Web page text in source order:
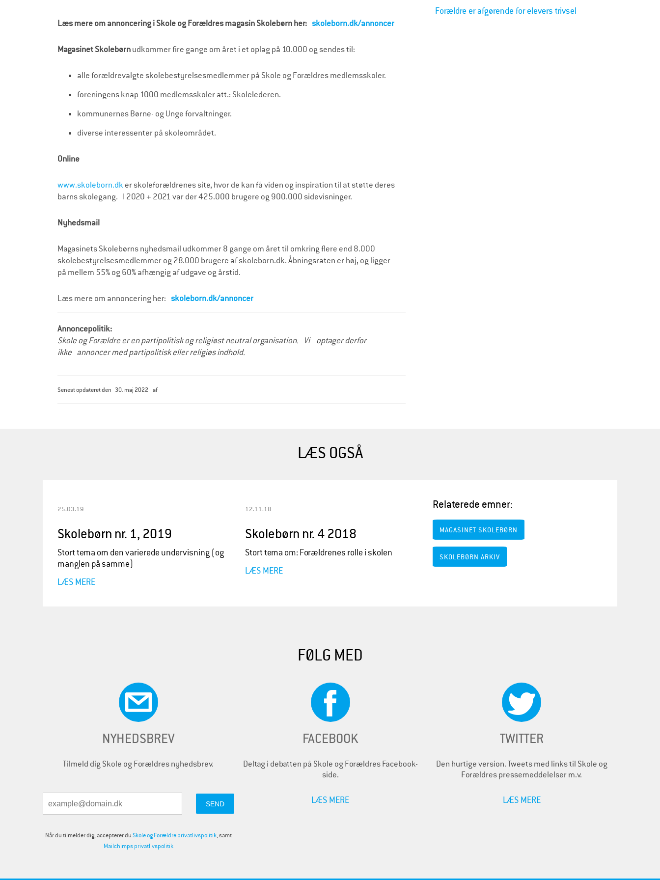
Læs mere om annoncering i Skole og Forældres magasin Skolebørn her: skoleborn.dk/annoncer
Magasinet Skolebørnudkommer fire gange om året i et oplag på 10.000 og sendes til:
alle forældrevalgte skolebestyrelsesmedlemmer på Skole og Forældres medlemsskoler.
foreningens knap 1000 medlemsskoler att.: Skolelederen.
kommunernes Børne- og Unge forvaltninger.
diverse interessenter på skoleområdet.
Online
www.skoleborn.dk er skoleforældrenes site, hvor de kan få viden og inspiration til at støtte deres
barns skolegang. I 2020 + 2021 var der 425.000 brugere og 900.000 sidevisninger.
Nyhedsmail
Magasinets Skolebørns nyhedsmail udkommer 8 gange om året til omkring flere end 8.000
skolebestyrelsesmedlemmer og 28.000 brugere af skoleborn.dk. Åbningsraten er høj, og ligger
på mellem 55% og 60% afhængig af udgave og årstid.
Læs mere om annoncering her: skoleborn.dk/annoncer
Annoncepolitik:
Skole og Forældre er en partipolitisk og religiøst neutral organisation.
Vi optager derfor
ikke annoncer med partipolitisk eller religiøs indhold.
senest opdateret den 30. maj 2022 af
Forældre er afgørende for elevers trivsel
LÆS OGSÅ
25.03.19
Skolebørn nr. 1, 2019
Stort tema om den varierede undervisning (og
manglen på samme)
LÆS MERE
12.11.18
Skolebørn nr. 4 2018
Stort tema om: Forældrenes rolle i skolen
LÆS MERE
Relaterede emner:
MAGASINET SKOLEBØRN
SKOLEBØRN ARKIV
FØLG MED
NYHEDSBREV
Tilmeld dig Skole og Forældres nyhedsbrev.
Når du tilmelder dig, accepterer duSkole og Forældre privatlivspolitik, samt
Mailchimps privatlivspolitik
FACEBOOK
Deltag i debatten på Skole og Forældres Facebook-
side.
LÆS MERE
TWITTER
Den hurtige version. Tweets med links til Skole og
Forældres pressemeddelelser m.v.
LÆS MERE